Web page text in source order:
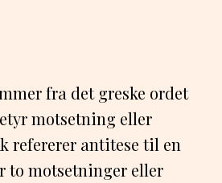
fra det greske ordet
motsetning eller
refererer antitese til en
to motsetninger eller